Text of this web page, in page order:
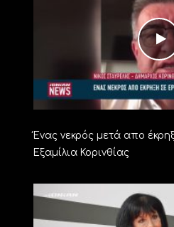
Ένας νεκρός μετά απο
Εξαμίλια Κορινθίας